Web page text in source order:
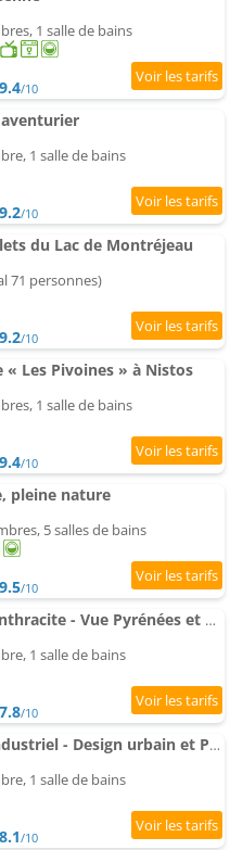
1 salle de bains
9.4/10
1 salle de bains
9.2/10
du Lac de Montréjeau
71 personnes)
9.2/10
« Les Pivoines » à Nistos
1 salle de bains
9.4/10
pleine nature
5 salles de bains
9.5/10
Appartement L'Anthracite - Vue Pyrénées et Parking facile
1 salle de bains
7.8/10
Appartement L'industriel - Design urbain et Parking facile
1 salle de bains
8.1/10